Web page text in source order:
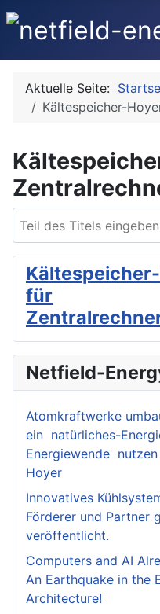
Aktuelle Seite:
Kältespeicher-
für
Netfield-
Atomkraftwerke
ein natürliches-
Energiewende
Hoyer
Innovatives
Förderer und Partner
veröffentlicht.
Computers and AI
An Earthquake in the
Architecture!